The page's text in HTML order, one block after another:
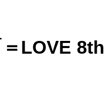
LOVE